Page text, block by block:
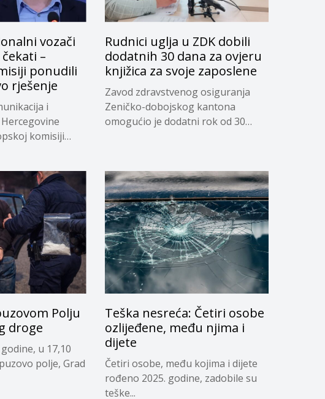
vozači
–
ponudili
rješenje
i
komisiji
Rudnici uglja u ZDK dobili
dodatnih 30 dana za ovjeru
knjižica za svoje zaposlene
Zavod zdravstvenog osiguranja
Zeničko-dobojskog kantona
omogućio je dodatni rok od 30
Polju
droge
u 17,10
polje, Grad
Teška nesreća: Četiri osobe
ozlijeđene, među njima i
dijete
Četiri osobe, među kojima i dijete
rođeno 2025. godine, zadobile su
teške...